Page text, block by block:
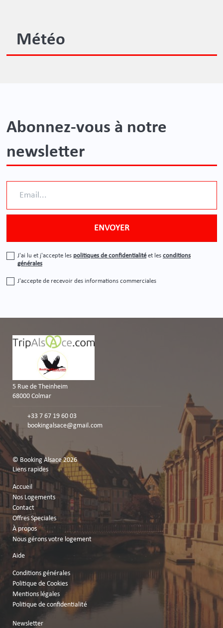
Météo
Abonnez-vous à notre
newsletter
J'ai lu et j'accepte les politiques de confidentialitéet les conditions
générales
J'accepte de recevoir des informations commerciales
5 Rue de Theinheim
68000 Colmar
+33 7 67 19 60 03
bookingalsace@gmail.com
© Booking Alsace 2026
Liens rapides
Accueil
Nos Logements
Contact
Offres Speciales
À propos
Nous gérons votre logement
Aide
Conditions générales
Politique de Cookies
Mentions légales
Politique de confidentialité
Newsletter